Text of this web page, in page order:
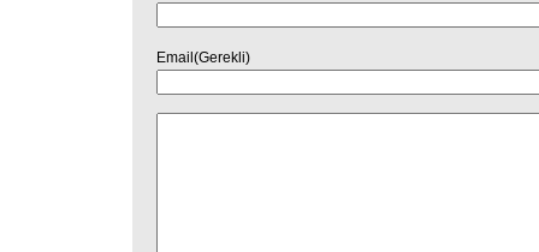
Email(Gerekli)